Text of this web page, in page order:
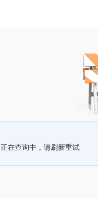
正在查询中，请刷新重试